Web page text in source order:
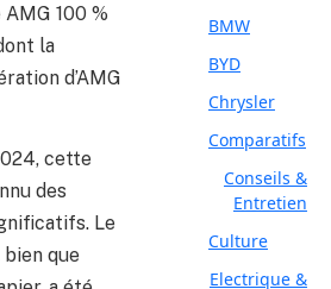
100 %
la
d’AMG
cette
des
Le
que
BMW
BYD
Chrysler
Comparatifs
Conseils &
Entretien
Culture
Electrique &